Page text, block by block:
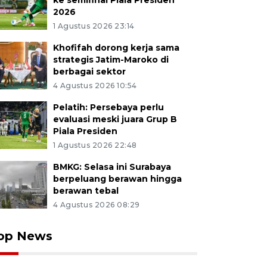
2026
1 Agustus 2026 23:14
Khofifah dorong kerja sama
strategis Jatim-Maroko di
berbagai sektor
4 Agustus 2026 10:54
Pelatih: Persebaya perlu
evaluasi meski juara Grup B
Piala Presiden
1 Agustus 2026 22:48
BMKG: Selasa ini Surabaya
berpeluang berawan hingga
berawan tebal
4 Agustus 2026 08:29
News